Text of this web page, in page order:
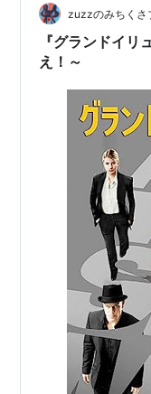
zuzzのみちくさ
『グランドイリ
え！～